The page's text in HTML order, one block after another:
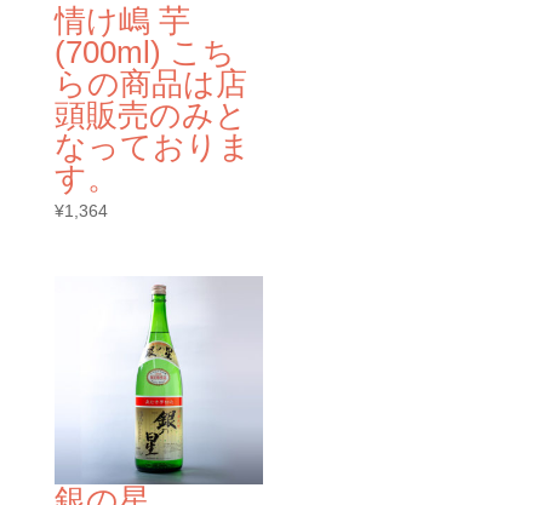
情け嶋 芋
(700ml) こち
らの商品は店
頭販売のみと
なっておりま
す。
¥1,364